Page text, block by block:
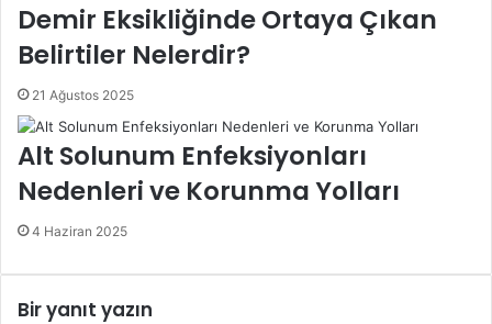
Demir Eksikliğinde Ortaya Çıkan
Belirtiler Nelerdir?
21 Ağustos 2025
Alt Solunum Enfeksiyonları
Nedenleri ve Korunma Yolları
4 Haziran 2025
Bir yanıt yazın